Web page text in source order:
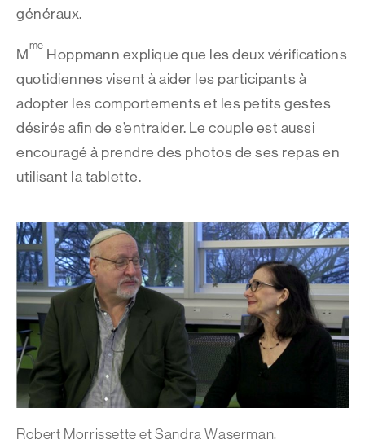
généraux.
M
me
Hoppmann explique que les deux vérifications
quotidiennes visent à aider les participants à
adopter les comportements et les petits gestes
désirés afin de s’entraider. Le couple est aussi
encouragé à prendre des photos de ses repas en
utilisant la tablette.
Robert Morrissette et Sandra Waserman.